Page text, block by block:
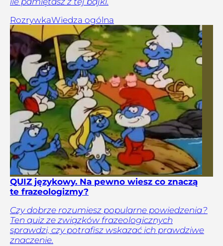
RozrywkaWiedza ogólna
QUIZ językowy. Na pewno wiesz co znaczą
te frazeologizmy?
Czy dobrze rozumiesz popularne powiedzenia?
Ten quiz ze związków frazeologicznych
sprawdzi, czy potrafisz wskazać ich prawdziwe
znaczenie.